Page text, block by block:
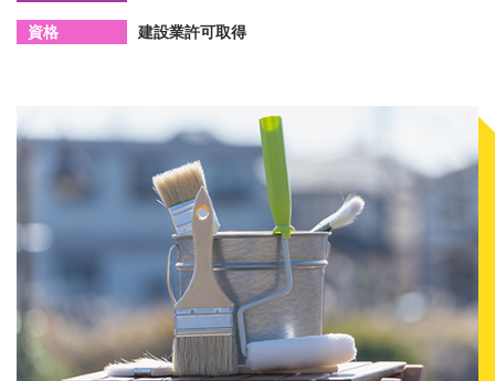
資格 建設業許可取得